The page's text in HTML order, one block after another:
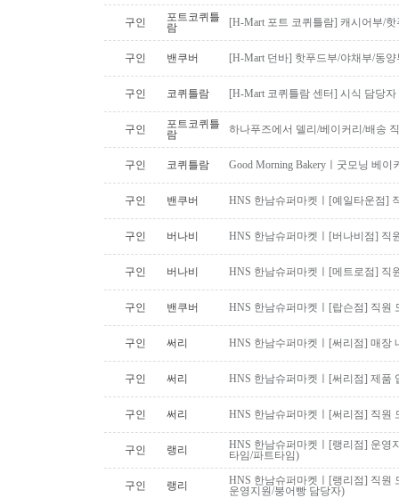
구인
포트코퀴틀
람
[H-Mart 포트 코퀴틀람] 캐시어부/
구인 밴쿠버 [H-Mart 던바] 핫푸드부/야채부/동
구인 코퀴틀람 [H-Mart 코퀴틀람 센터] 시식 담당
구인
포트코퀴틀
람
하나푸즈에서 델리/베이커리/배송
구인 코퀴틀람 Good Morning Bakeryㅣ굿모닝 베
구인 밴쿠버 HNS 한남슈퍼마켓ㅣ[예일타운점]
구인 버나비 HNS 한남슈퍼마켓ㅣ[버나비점] 직
구인 버나비 HNS 한남슈퍼마켓ㅣ[메트로점] 직
구인 밴쿠버 HNS 한남슈퍼마켓ㅣ[랍슨점] 직원
구인 써리 HNS 한남수퍼마켓ㅣ[써리점] 매장
구인 써리 HNS 한남슈퍼마켓ㅣ[써리점] 제품
구인 써리 HNS 한남슈퍼마켓ㅣ[써리점] 직원
구인 랭리
HNS 한남슈퍼마켓ㅣ[랭리점] 운영
타임/파트타임)
구인 랭리
HNS 한남슈퍼마켓ㅣ[랭리점] 직원
운영지원/붕어빵 담당자)